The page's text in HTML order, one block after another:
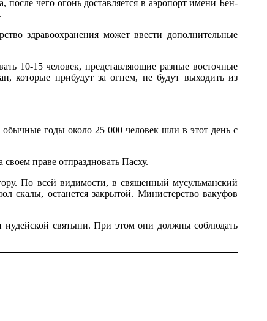
чего огонь доставляется в аэропорт имени Бен-
здравоохранения может ввести дополнительные
10-15 человек, представляющие разные восточные
которые прибудут за огнем, не будут выходить из
годы около 25 000 человек шли в этот день с
праве отпраздновать Пасху.
По всей видимости, в священный мусульманский
скалы, останется закрытой. Министерство вакуфов
иудейской святыни. При этом они должны соблюдать